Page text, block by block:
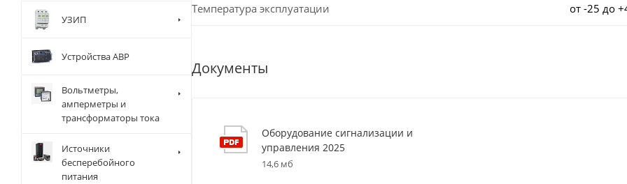
Температура эксплуатации от -25 до
Документы
Оборудование сигнализации и
управления 2025
14,6 мб
УЗИП
Устройства АВР
Вольтметры,
амперметры и
трансформаторы тока
Источники
бесперебойного
питания